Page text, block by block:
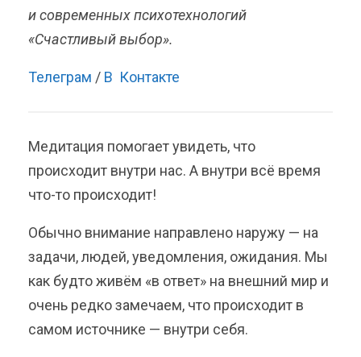
и современных психотехнологий
«Счастливый выбор».
Телеграм / В Контакте
Медитация помогает увидеть, что
происходит внутри нас. А внутри всё время
что-то происходит!
Обычно внимание направлено наружу — на
задачи, людей, уведомления, ожидания. Мы
как будто живём «в ответ» на внешний мир и
очень редко замечаем, что происходит в
самом источнике — внутри себя.